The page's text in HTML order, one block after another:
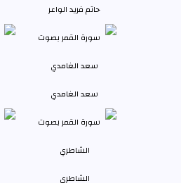
حاتم فريد الواعر
سعد الغامدي
الشاطري